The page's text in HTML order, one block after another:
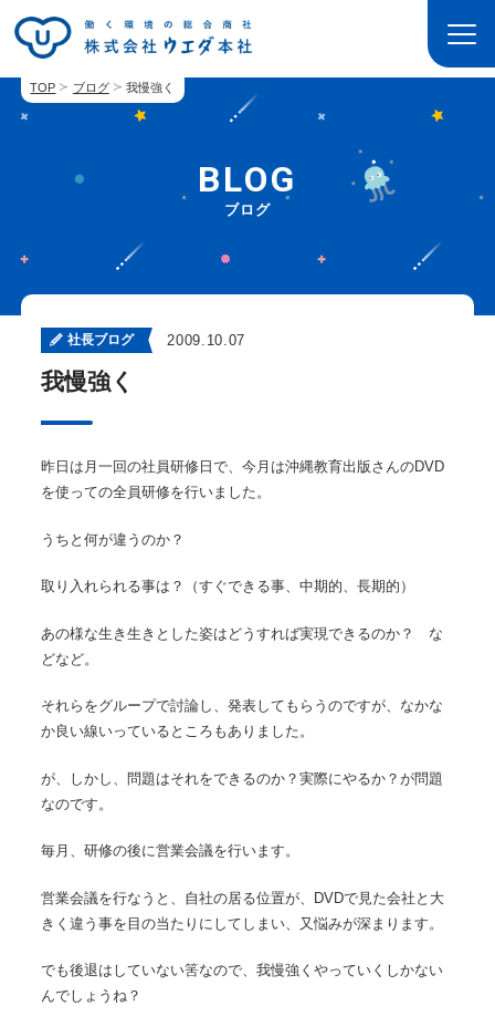
TOP ブログ 我慢強く
BLOG
ブログ
社長ブログ 2009.10.07
我慢強く
昨日は月一回の社員研修日で、今月は沖縄教育出版さんのDVD
を使っての全員研修を行いました。
うちと何が違うのか？
取り入れられる事は？（すぐできる事、中期的、長期的）
あの様な生き生きとした姿はどうすれば実現できるのか？ な
どなど。
それらをグループで討論し、発表してもらうのですが、なかな
か良い線いっているところもありました。
が、しかし、問題はそれをできるのか？実際にやるか？が問題
なのです。
毎月、研修の後に営業会議を行います。
営業会議を行なうと、自社の居る位置が、DVDで見た会社と大
きく違う事を目の当たりにしてしまい、又悩みが深まります。
でも後退はしていない筈なので、我慢強くやっていくしかない
んでしょうね？